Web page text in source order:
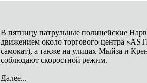
В пятницу патрульные полицейские
движением около торгового центра
самокат), а также на улицах Мыйза и
соблюдают скоростной режим.
Далее...